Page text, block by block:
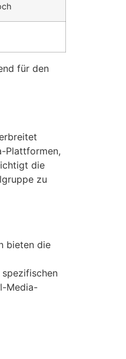
für den
Plattformen,
die
zu
bieten die
Media-